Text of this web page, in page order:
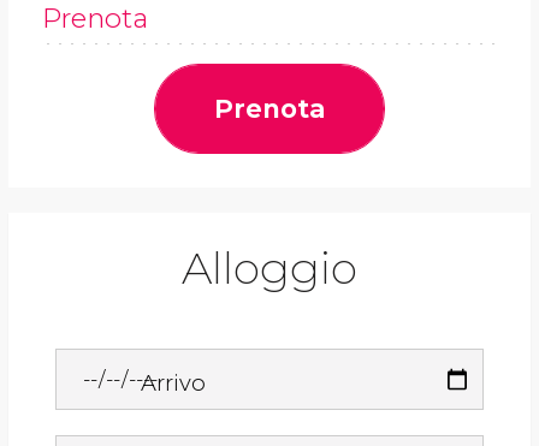
Prenota
Prenota
Alloggio
Arrivo